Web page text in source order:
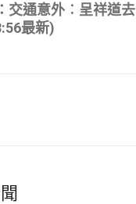
交通意外︰呈祥道去
最新)